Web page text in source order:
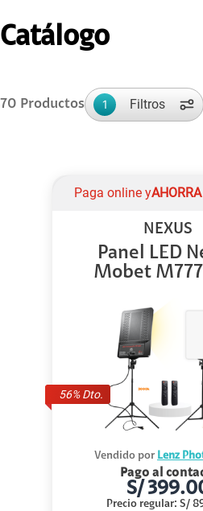
Catálogo
70 Productos 1 Filtros
56% Dto.
Paga online yAHORRA
NEXUS
Panel LED
Mobet
Vendido por Lenz
Pago al
S/
Precio regular: S/